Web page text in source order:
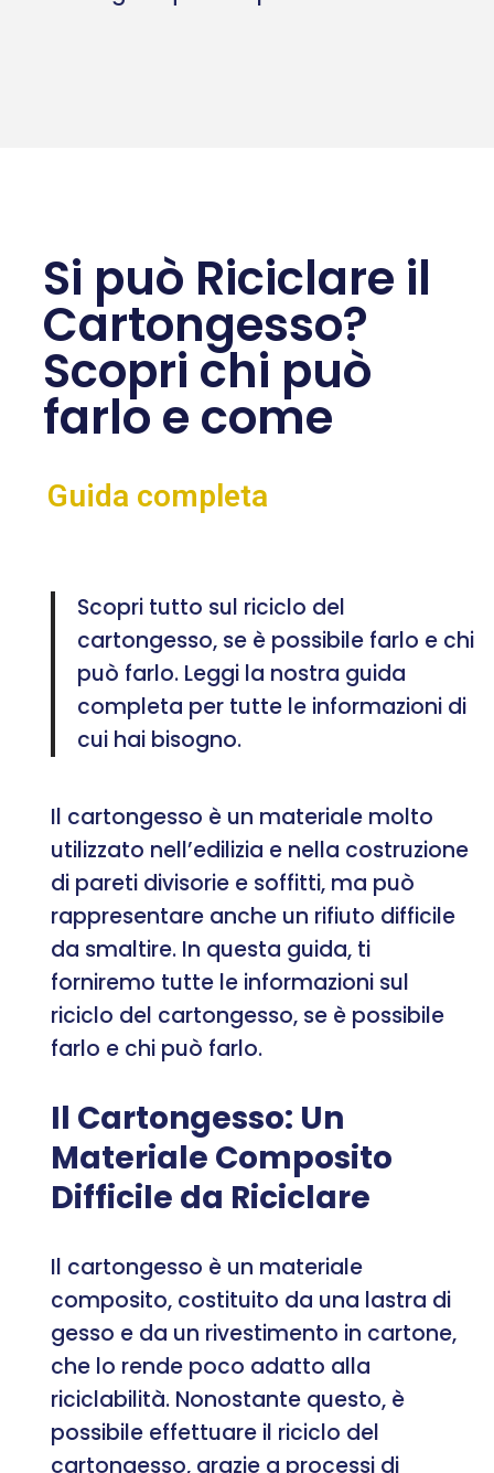
Si può Riciclare il
Cartongesso?
Scopri chi può
farlo e come
Guida completa
Scopri tutto sul riciclo del
cartongesso, se è possibile farlo e chi
può farlo. Leggi la nostra guida
completa per tutte le informazioni di
cui hai bisogno.
Il cartongesso è un materiale molto
utilizzato nell’edilizia e nella costruzione
di pareti divisorie e soffitti, ma può
rappresentare anche un rifiuto difficile
da smaltire. In questa guida, ti
forniremo tutte le informazioni sul
riciclo del cartongesso, se è possibile
farlo e chi può farlo.
Il Cartongesso: Un
Materiale Composito
Difficile da Riciclare
Il cartongesso è un materiale
composito, costituito da una lastra di
gesso e da un rivestimento in cartone,
che lo rende poco adatto alla
riciclabilità. Nonostante questo, è
possibile effettuare il riciclo del
cartongesso, grazie a processi di